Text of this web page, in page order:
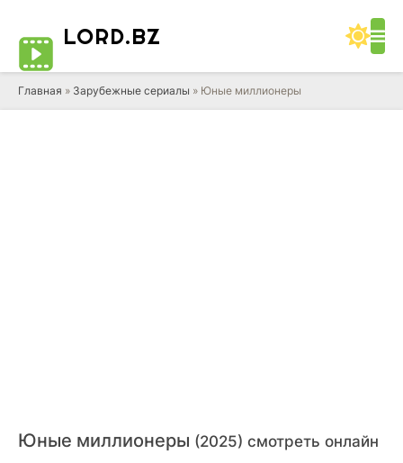
LORD.BZ
Главная » Зарубежные сериалы » Юные миллионеры
Юные миллионеры (2025) смотреть онлайн